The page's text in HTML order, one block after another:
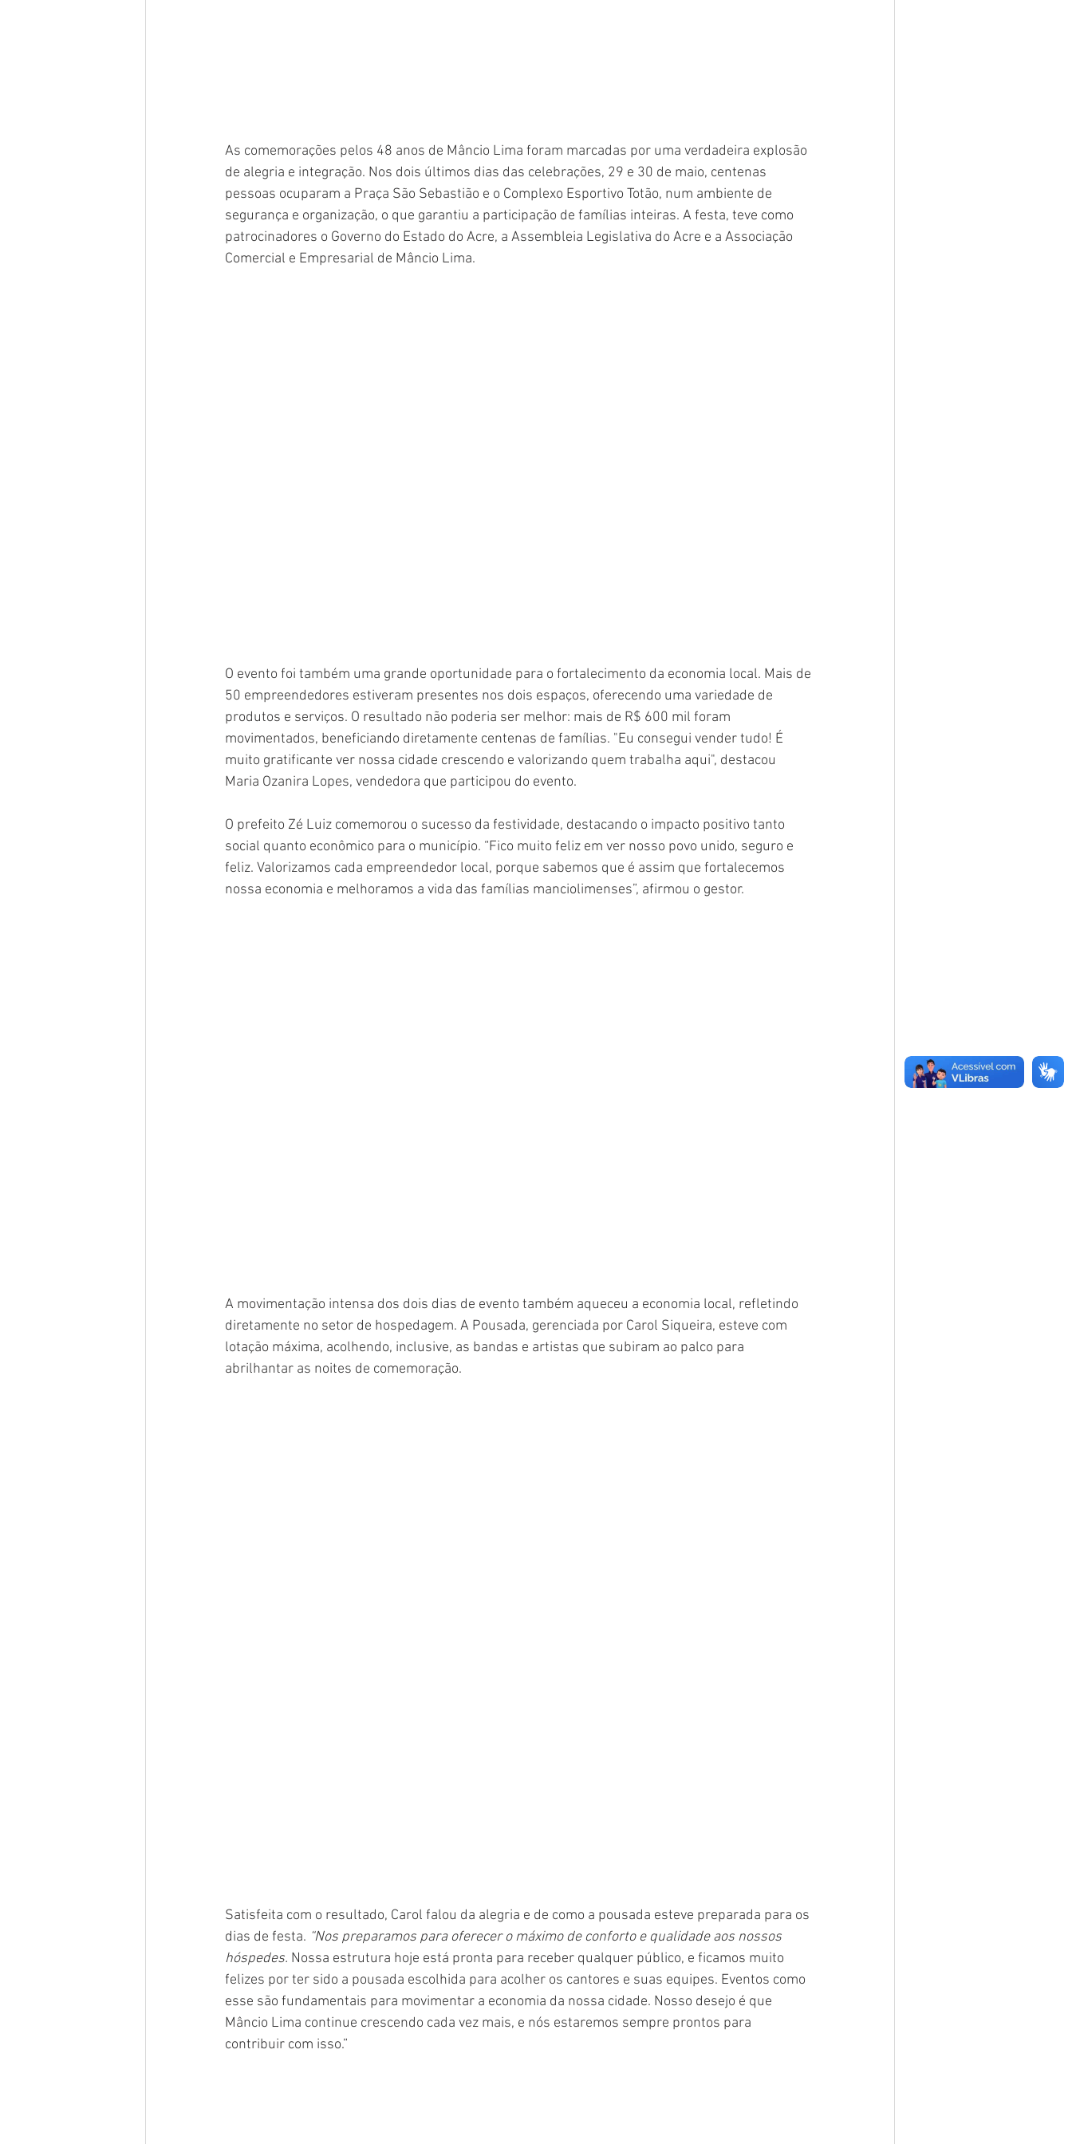
As comemorações pelos 48 anos de Mâncio Lima foram marcadas por uma verdadeira explosão
de alegria e integração. Nos dois últimos dias das celebrações, 29 e 30 de maio, centenas
pessoas ocuparam a Praça São Sebastião e o Complexo Esportivo Totão, num ambiente de
segurança e organização, o que garantiu a participação de famílias inteiras. A festa, teve como
patrocinadores o Governo do Estado do Acre, a Assembleia Legislativa do Acre e a Associação
Comercial e Empresarial de Mâncio Lima.
O evento foi também uma grande oportunidade para o fortalecimento da economia local. Mais de
50 empreendedores estiveram presentes nos dois espaços, oferecendo uma variedade de
produtos e serviços. O resultado não poderia ser melhor: mais de R$ 600 mil foram
movimentados, beneficiando diretamente centenas de famílias. "Eu consegui vender tudo! É
muito gratificante ver nossa cidade crescendo e valorizando quem trabalha aqui", destacou
Maria Ozanira Lopes, vendedora que participou do evento.
O prefeito Zé Luiz comemorou o sucesso da festividade, destacando o impacto positivo tanto
social quanto econômico para o município. “Fico muito feliz em ver nosso povo unido, seguro e
feliz. Valorizamos cada empreendedor local, porque sabemos que é assim que fortalecemos
nossa economia e melhoramos a vida das famílias manciolimenses”, afirmou o gestor.
A movimentação intensa dos dois dias de evento também aqueceu a economia local, refletindo
diretamente no setor de hospedagem. A Pousada, gerenciada por Carol Siqueira, esteve com
lotação máxima, acolhendo, inclusive, as bandas e artistas que subiram ao palco para
abrilhantar as noites de comemoração.
Satisfeita com o resultado, Carol falou da alegria e de como a pousada esteve preparada para os
dias de festa. “Nos preparamos para oferecer o máximo de conforto e qualidade aos nossos
hóspedes. Nossa estrutura hoje está pronta para receber qualquer público, e ficamos muito
felizes por ter sido a pousada escolhida para acolher os cantores e suas equipes. Eventos como
esse são fundamentais para movimentar a economia da nossa cidade. Nosso desejo é que
Mâncio Lima continue crescendo cada vez mais, e nós estaremos sempre prontos para
contribuir com isso.”